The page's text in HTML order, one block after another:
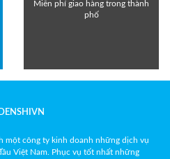
Miễn phí giao hàng trong thành
phố
một công ty kinh doanh những dịch vụ
Việt Nam. Phục vụ tốt nhất những